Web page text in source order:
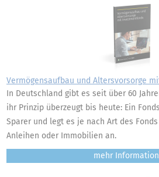
Vermögensaufbau und Altersvorsorge
In Deutschland gibt es seit über 60
ihr Prinzip überzeugt bis heute: Ein
Sparer und legt es je nach Art des
Anleihen oder Immobilien an.
mehr